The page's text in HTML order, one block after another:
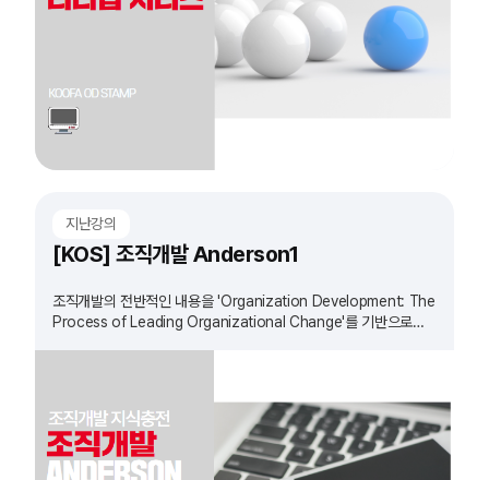
지난강의
[KOS] 조직개발 Anderson1
조직개발의 전반적인 내용을 'Organization Development: The
Process of Leading Organizational Change'를 기반으로